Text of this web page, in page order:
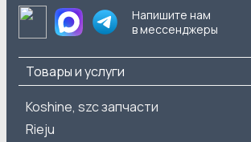
Напишите нам
в мессенджеры
Товары и услуги
Koshine, szc запчасти
Rieju